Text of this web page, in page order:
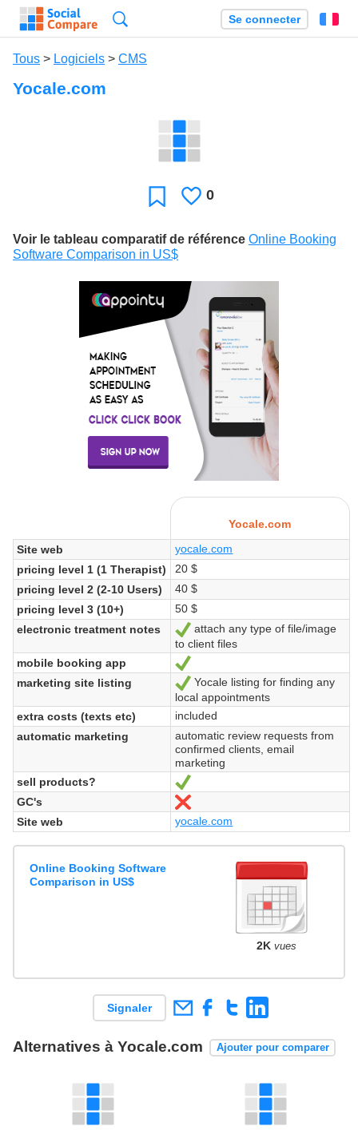
Se connecter
Tous > Logiciels > CMS
Yocale.com
Favori J'aime
0
Voir le tableau comparatif de référence Online Booking
Software Comparison in US$
Yocale.com
Site web
yocale.com
pricing level 1 (1 Therapist)
20 $
pricing level 2 (2-10 Users)
40 $
pricing level 3 (10+)
50 $
electronic treatment notes
Oui
attach any type of file/image
to client files
mobile booking app
Oui
marketing site listing
Oui
Yocale listing for finding any
local appointments
extra costs (texts etc)
included
automatic marketing
automatic review requests from
confirmed clients, email
marketing
sell products?
Oui
GC's
Non
Site web
yocale.com
Online Booking Software
Comparison in US$
2K vues
Signaler
Alternatives à Yocale.com Ajouter pour comparer